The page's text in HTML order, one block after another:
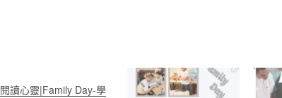
閱讀心靈|Family Day-學